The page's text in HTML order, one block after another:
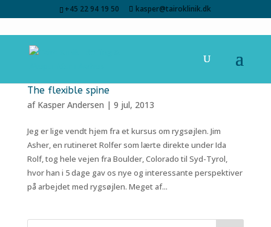
+45 22 94 19 50 kasper@tairoklinik.dk
The flexible spine
af Kasper Andersen | 9 jul, 2013
Jeg er lige vendt hjem fra et kursus om rygsøjlen. Jim
Asher, en rutineret Rolfer som lærte direkte under Ida
Rolf, tog hele vejen fra Boulder, Colorado til Syd-Tyrol,
hvor han i 5 dage gav os nye og interessante perspektiver
på arbejdet med rygsøjlen. Meget af...